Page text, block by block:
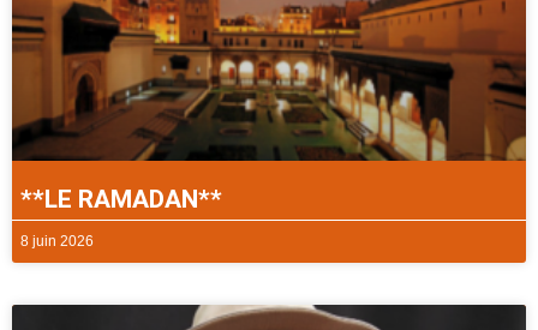
**LE RAMADAN**
8 juin 2026